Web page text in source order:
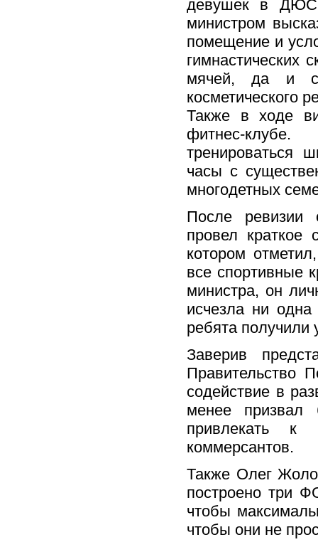
девушек в
министром
помещение и
гимнастических
мячей, да и
косметического
Также в ходе
фитнес-клубе.
тренироваться
часы с
многодетных
После ревизии
провел краткое
котором
все спортивные
министра, он
исчезла ни
ребята получили
Заверив
Правительство
содействие в
менее призвал
привлекать к
коммерсантов.
Также Олег
построено три
чтобы
чтобы они не